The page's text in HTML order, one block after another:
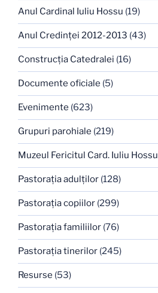
Anul Cardinal Iuliu Hossu (19)
Anul Credinţei 2012-2013 (43)
Construcţia Catedralei (16)
Documente oficiale (5)
Evenimente (623)
Grupuri parohiale (219)
Muzeul Fericitul Card. Iuliu Hossu
Pastoraţia adulţilor (128)
Pastoraţia copiilor (299)
Pastoraţia familiilor (76)
Pastoraţia tinerilor (245)
Resurse (53)